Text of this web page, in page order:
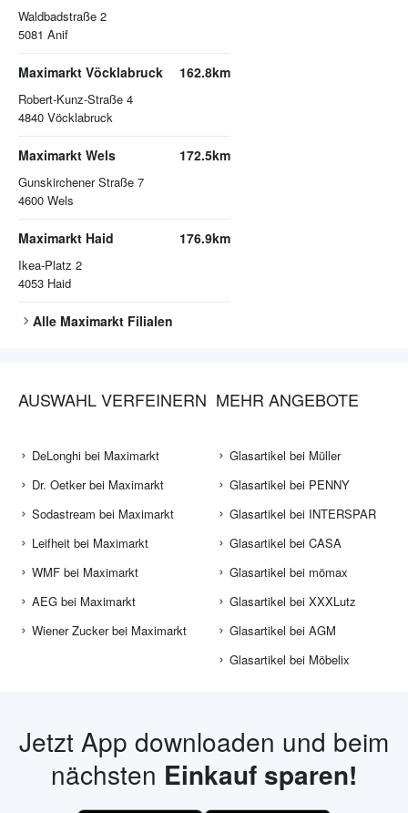
Waldbadstraße 2
5081 Anif
Maximarkt Vöcklabruck
Robert-Kunz-Straße 4
4840 Vöcklabruck
162.8km
Maximarkt Wels
Gunskirchener Straße 7
4600 Wels
172.5km
Maximarkt Haid
Ikea-Platz 2
4053 Haid
176.9km
Alle Maximarkt Filialen
AUSWAHL VERFEINERN
DeLonghi bei Maximarkt
Dr. Oetker bei Maximarkt
Sodastream bei Maximarkt
Leifheit bei Maximarkt
WMF bei Maximarkt
AEG bei Maximarkt
Wiener Zucker bei Maximarkt
MEHR ANGEBOTE
Glasartikel bei Müller
Glasartikel bei PENNY
Glasartikel bei INTERSPAR
Glasartikel bei CASA
Glasartikel bei mömax
Glasartikel bei XXXLutz
Glasartikel bei AGM
Glasartikel bei Möbelix
Jetzt App downloaden und beim
nächsten Einkauf sparen!